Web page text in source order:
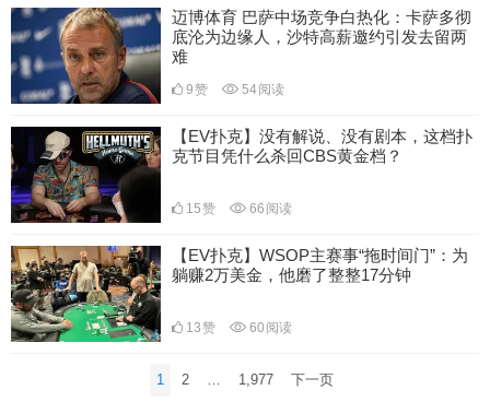
迈博体育 巴萨中场竞争白热化：卡萨多彻
底沦为边缘人，沙特高薪邀约引发去留两
难
9赞 54阅读
【EV扑克】没有解说、没有剧本，这档扑
克节目凭什么杀回CBS黄金档？
15赞 66 阅读
【EV扑克】WSOP主赛事“拖时间门”：为
躺赚2万美金，他磨了整整17分钟
13赞 60 阅读
1 2 1,977 下一页